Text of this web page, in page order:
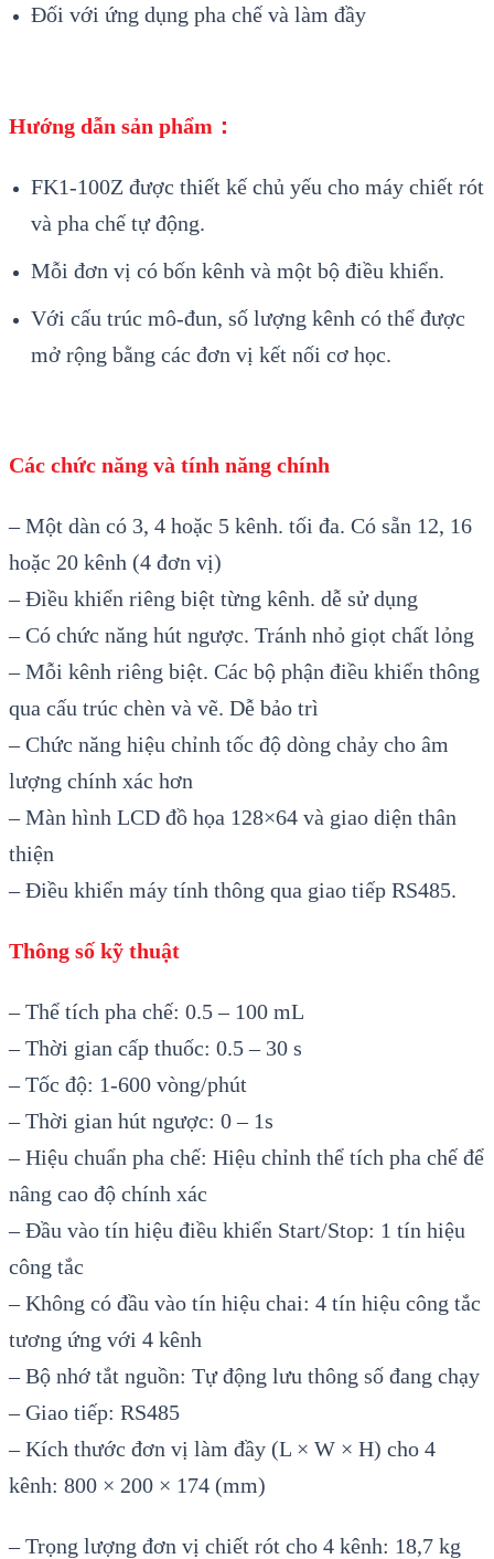
Đối với ứng dụng pha chế và làm đầy
Hướng dẫn sản phẩm：
FK1-100Z được thiết kế chủ yếu cho máy chiết rót
và pha chế tự động.
Mỗi đơn vị có bốn kênh và một bộ điều khiển.
Với cấu trúc mô-đun, số lượng kênh có thể được
mở rộng bằng các đơn vị kết nối cơ học.
Các chức năng và tính năng chính
– Một dàn có 3, 4 hoặc 5 kênh. tối đa. Có sẵn 12, 16
hoặc 20 kênh (4 đơn vị)
– Điều khiển riêng biệt từng kênh. dễ sử dụng
– Có chức năng hút ngược. Tránh nhỏ giọt chất lỏng
– Mỗi kênh riêng biệt. Các bộ phận điều khiển thông
qua cấu trúc chèn và vẽ. Dễ bảo trì
– Chức năng hiệu chỉnh tốc độ dòng chảy cho âm
lượng chính xác hơn
– Màn hình LCD đồ họa 128×64 và giao diện thân
thiện
– Điều khiển máy tính thông qua giao tiếp RS485.
Thông số kỹ thuật
– Thể tích pha chế: 0.5 – 100 mL
– Thời gian cấp thuốc: 0.5 – 30 s
– Tốc độ: 1-600 vòng/phút
– Thời gian hút ngược: 0 – 1s
– Hiệu chuẩn pha chế: Hiệu chỉnh thể tích pha chế để
nâng cao độ chính xác
– Đầu vào tín hiệu điều khiển Start/Stop: 1 tín hiệu
công tắc
– Không có đầu vào tín hiệu chai: 4 tín hiệu công tắc
tương ứng với 4 kênh
– Bộ nhớ tắt nguồn: Tự động lưu thông số đang chạy
– Giao tiếp: RS485
– Kích thước đơn vị làm đầy (L × W × H) cho 4
kênh: 800 × 200 × 174 (mm)
– Trọng lượng đơn vị chiết rót cho 4 kênh: 18,7 kg